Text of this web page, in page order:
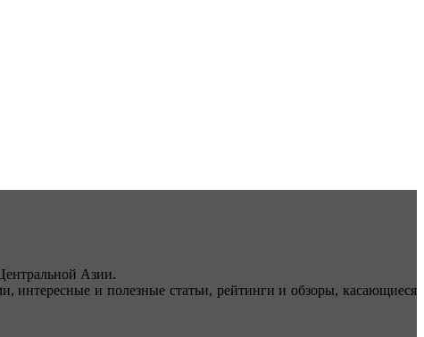
Азии.
и полезные статьи, рейтинги и обзоры, касающиеся